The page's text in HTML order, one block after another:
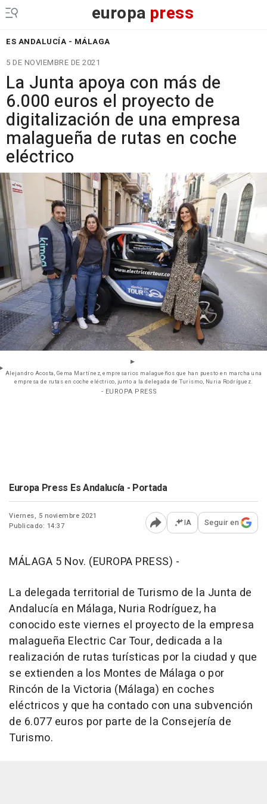
europa press
ES ANDALUCÍA - MÁLAGA
5 DE NOVIEMBRE DE 2021
La Junta apoya con más de
6.000 euros el proyecto de
digitalización de una empresa
malagueña de rutas en coche
eléctrico
Alejandro Acosta, Gema Martínez, empresarios malagueños que han puesto en marcha una
empresa de rutas en coche eléctrico, junto a la delegada de Turismo, Nuria Rodríguez.
- EUROPA PRESS
Europa Press Es Andalucía - Portada
Viernes, 5 noviembre 2021
Publicado: 14:37
Abrir opciones para
IA Seguir en
MÁLAGA 5 Nov. (EUROPA PRESS) -
La delegada territorial de Turismo de la Junta de
Andalucía en Málaga, Nuria Rodríguez, ha
conocido este viernes el proyecto de la empresa
malagueña Electric Car Tour, dedicada a la
realización de rutas turísticas por la ciudad y que
se extienden a los Montes de Málaga o por
Rincón de la Victoria (Málaga) en coches
eléctricos y que ha contado con una subvención
de 6.077 euros por parte de la Consejería de
Turismo.